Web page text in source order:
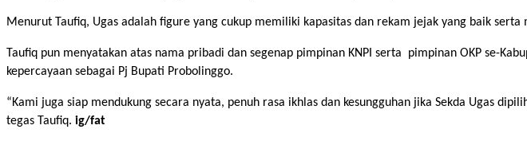
Menurut Taufiq, Ugas adalah figure yang cukup memiliki kapasitas dan rekam jejak yang baik
Taufiq pun menyatakan atas nama pribadi dan segenap pimpinan KNPI serta pimpinan OKP se-
kepercayaan sebagai Pj Bupati Probolinggo.
“Kami juga siap mendukung secara nyata, penuh rasa ikhlas dan kesungguhan jika Sekda Ugas
tegas Taufiq. ig/fat